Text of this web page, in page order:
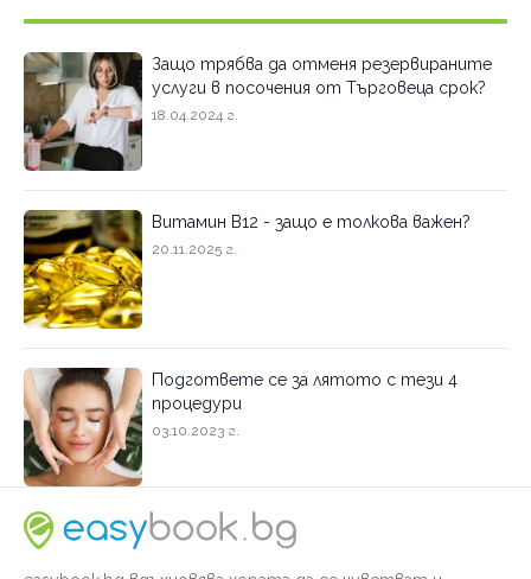
Защо трябва да отменя резервираните
услуги в посочения от Търговеца срок?
18.04.2024 г.
Витамин B12 - защо е толкова важен?
20.11.2025 г.
Подгответе се за лятото с тези 4
процедури
03.10.2023 г.